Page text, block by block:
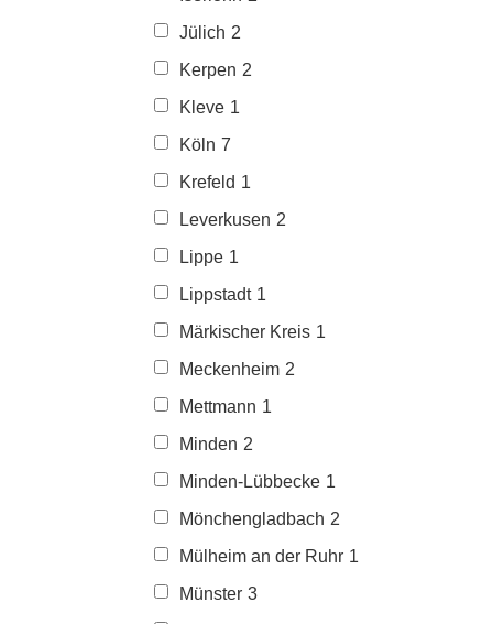
Jülich 2
Kerpen 2
Kleve 1
Köln 7
Krefeld 1
Leverkusen 2
Lippe 1
Lippstadt 1
Märkischer Kreis 1
Meckenheim 2
Mettmann 1
Minden 2
Minden-Lübbecke 1
Mönchengladbach 2
Mülheim an der Ruhr 1
Münster 3